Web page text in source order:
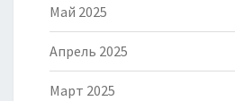
Май 2025
Апрель 2025
Март 2025